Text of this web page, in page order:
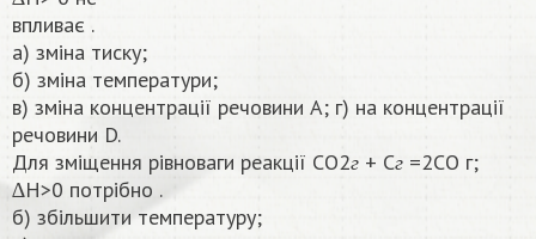
впливає .
а) змiна тиску;
б) зміна температури;
в) зміна концентрації речовини А; г) на концентрації
речовини D.
Для змiщення рівноваги реакції CO2 г + Cг
=2CO г;
∆Н>0 потрібно .
б) збільшити температуру;